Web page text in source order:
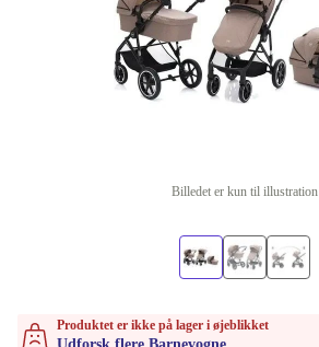
Billedet er kun til illustration
Produktet er ikke på lager i øjeblikket